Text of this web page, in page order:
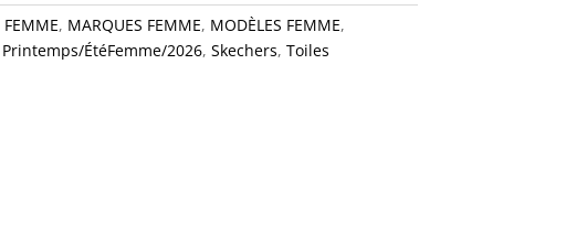
FEMME, MARQUES FEMME, MODÈLES FEMME,
Printemps/ÉtéFemme/2026, Skechers, Toiles